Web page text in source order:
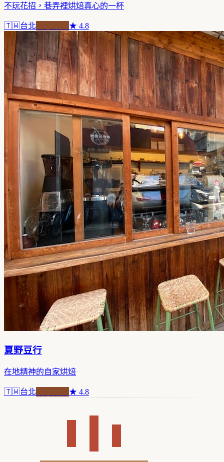
不玩花招，巷弄裡烘焙真心的一杯
🇹🇼台北 ★ 4.8
夏野豆行
在地精神的自家烘焙
🇹🇼台北 ★ 4.8